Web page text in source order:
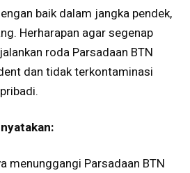
baik dalam jangka pendek,
Herharapan agar segenap
roda Parsadaan BTN
dan tidak terkontaminasi
menunggangi Parsadaan BTN